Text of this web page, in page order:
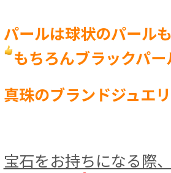
パールは球状のパール
もちろんブラックパ
真珠のブランドジュエ
宝石をお持ちになる際